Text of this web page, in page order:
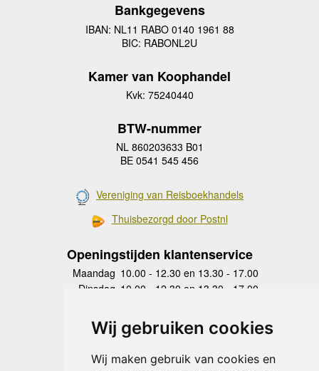
Wij gebruiken cookies
Wij maken gebruik van cookies en
Bankgegevens
IBAN: NL11 RABO 0140 1961 88
BIC: RABONL2U
Kamer van Koophandel
Kvk: 75240440
BTW-nummer
NL 860203633 B01
BE 0541 545 456
Vereniging van Reisboekhandels
Thuisbezorgd door Postnl
Openingstijden klantenservice
Maandag 10.00 - 12.30 en 13.30 - 17.00
Dinsdag 10.00 - 12.30 en 13.30 - 17.00
Donderdag
10.00 - 12.30 en 13.30 - 17.00
Vrijdag 10.00 - 12.30 en 13.30 - 17.00
Zaterdag
gesloten
Zondag gesloten